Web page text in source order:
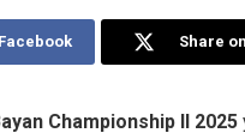
Share
Championship II 2025